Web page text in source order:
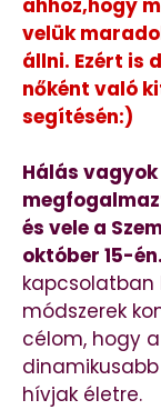
velük
állni. Ezért is
nőként való
segítésén:)
Hálás
és vele a
október 15-én.
kapcsolatban
módszerek
célom, hogy
hívjak életre.